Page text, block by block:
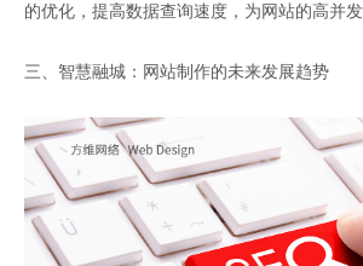
的优化，提高数据查询速度，为网站的高并
三、智慧融城：网站制作的未来发展趋势